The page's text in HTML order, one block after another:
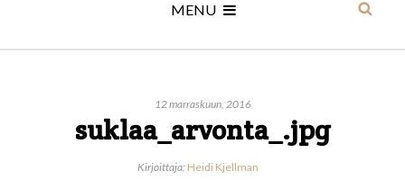
MENU
12 marraskuun, 2016
suklaa_arvonta_.jpg
Kirjoittaja: Heidi Kjellman